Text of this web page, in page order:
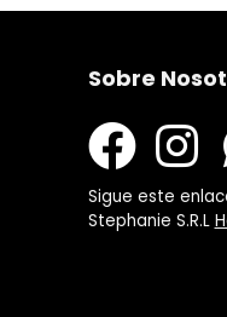
Sobre
Sigue este
Stephanie S.R.L